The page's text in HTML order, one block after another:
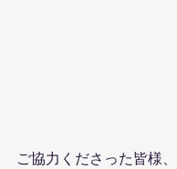
ご協力くださった皆様